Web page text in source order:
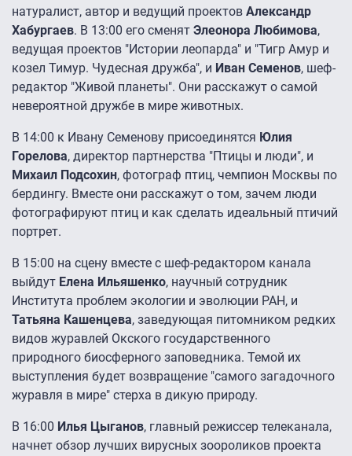
натуралист, автор и ведущий проектов Александр
Хабургаев. В 13:00 его сменят Элеонора Любимова,
ведущая проектов "Истории леопарда" и "Тигр Амур и
козел Тимур. Чудесная дружба", и Иван Семенов, шеф-
редактор "Живой планеты". Они расскажут о самой
невероятной дружбе в мире животных.
В 14:00 к Ивану Семенову присоединятся Юлия
Горелова, директор партнерства "Птицы и люди", и
Михаил Подсохин, фотограф птиц, чемпион Москвы по
бердингу. Вместе они расскажут о том, зачем люди
фотографируют птиц и как сделать идеальный птичий
портрет.
В 15:00 на сцену вместе с шеф-редактором канала
выйдут Елена Ильяшенко, научный сотрудник
Института проблем экологии и эволюции РАН, и
Татьяна Кашенцева, заведующая питомником редких
видов журавлей Окского государственного
природного биосферного заповедника. Темой их
выступления будет возвращение "самого загадочного
журавля в мире" стерха в дикую природу.
В 16:00 Илья Цыганов, главный режиссер телеканала,
начнет обзор лучших вирусных зоороликов проекта